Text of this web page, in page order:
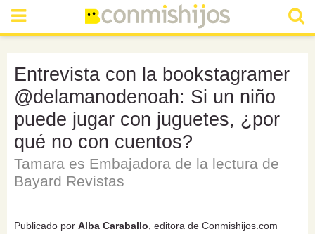
Entrevista con la bookstagramer
@delamanodenoah: Si un niño
puede jugar con juguetes, ¿por
qué no con cuentos?
Tamara es Embajadora de la lectura de
Bayard Revistas
Publicado por Alba Caraballo , editora de Conmishijos.com